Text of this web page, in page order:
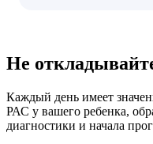
Не
Каждый день имеет
РАС у вашего ребенка,
диагностики и начала